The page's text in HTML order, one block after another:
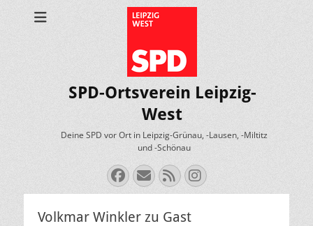
SPD-Ortsverein Leipzig-
West
Deine SPD vor Ort in Leipzig-Grünau, -Lausen, -Miltitz
und -Schönau
Facebook
E-
Mail
FeedInstagram
Volkmar Winkler zu Gast